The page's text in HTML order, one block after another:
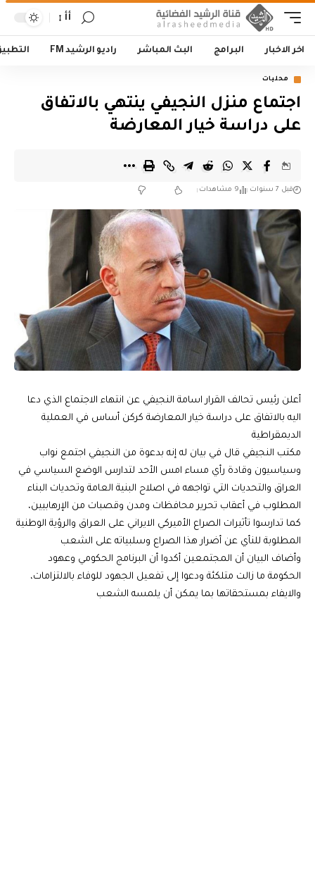
أأ
اخر الاخبار البرامج البث المباشر راديو الرشيد FM
محليات
اجتماع منزل النجيفي ينتهي بالاتفاق
على دراسة خيار المعارضة
قبل 7 سنوات 9 مشاهدات
أعلن رئيس تحالف القرار اسامة النجيفي عن انتهاء الاجتماع الذي دعا
اليه بالاتفاق على دراسة خيار المعارضة كركن أساس في العملية
الديمقراطية
مكتب النجيفي قال في بيان له إنه بدعوة من النجيفي اجتمع نواب
وسياسيون وقادة رأي مساء امس الأحد لتدارس الوضع السياسي في
العراق والتحديات التي تواجهه في اصلاح البنية العامة وتحديات البناء
المطلوب في أعقاب تحرير محافظات ومدن وقصبات من الإرهابيين،
كما تدارسوا تأثيرات الصراع الأميركي الايراني على العراق والرؤية الوطنية
المطلوبة للنأي عن أضرار هذا الصراع وسلبياته على الشعب
وأضاف البيان أن المجتمعين أكدوا أن البرنامج الحكومي وعهود
الحكومة ما زالت متلكئة ودعوا إلى تفعيل الجهود للوفاء بالالتزامات،
والايفاء بمستحقاتها بما يمكن أن يلمسه الشعب